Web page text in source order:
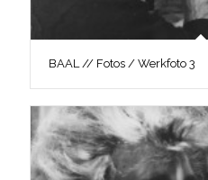
BAAL // Fotos / Werkfoto 3